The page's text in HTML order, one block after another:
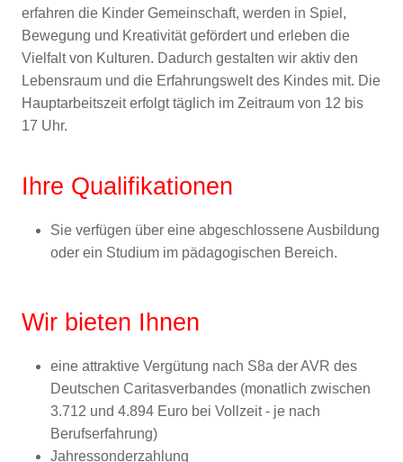
erfahren die Kinder Gemeinschaft, werden in Spiel,
Bewegung und Kreativität gefördert und erleben die
Vielfalt von Kulturen. Dadurch gestalten wir aktiv den
Lebensraum und die Erfahrungswelt des Kindes mit. Die
Hauptarbeitszeit erfolgt täglich im Zeitraum von 12 bis
17 Uhr.
Ihre Qualifikationen
Sie verfügen über eine abgeschlossene Ausbildung
oder ein Studium im pädagogischen Bereich.
Wir bieten Ihnen
eine attraktive Vergütung nach S8a der AVR des
Deutschen Caritasverbandes (monatlich zwischen
3.712 und 4.894 Euro bei Vollzeit - je nach
Berufserfahrung)
Jahressonderzahlung